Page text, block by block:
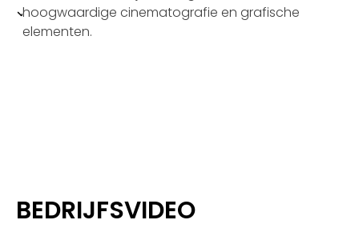
hoogwaardige cinematografie en grafische
elementen.
BEDRIJFSVIDEO